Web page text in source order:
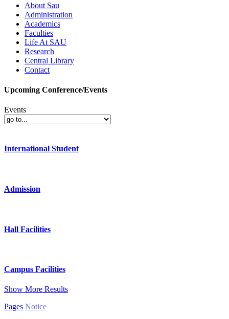
About Sau
Administration
Academics
Faculties
Life At SAU
Research
Central Library
Contact
Upcoming Conference/Events
Events
International Student
Admission
Hall Facilities
Campus Facilities
Show More Results
Pages Notice